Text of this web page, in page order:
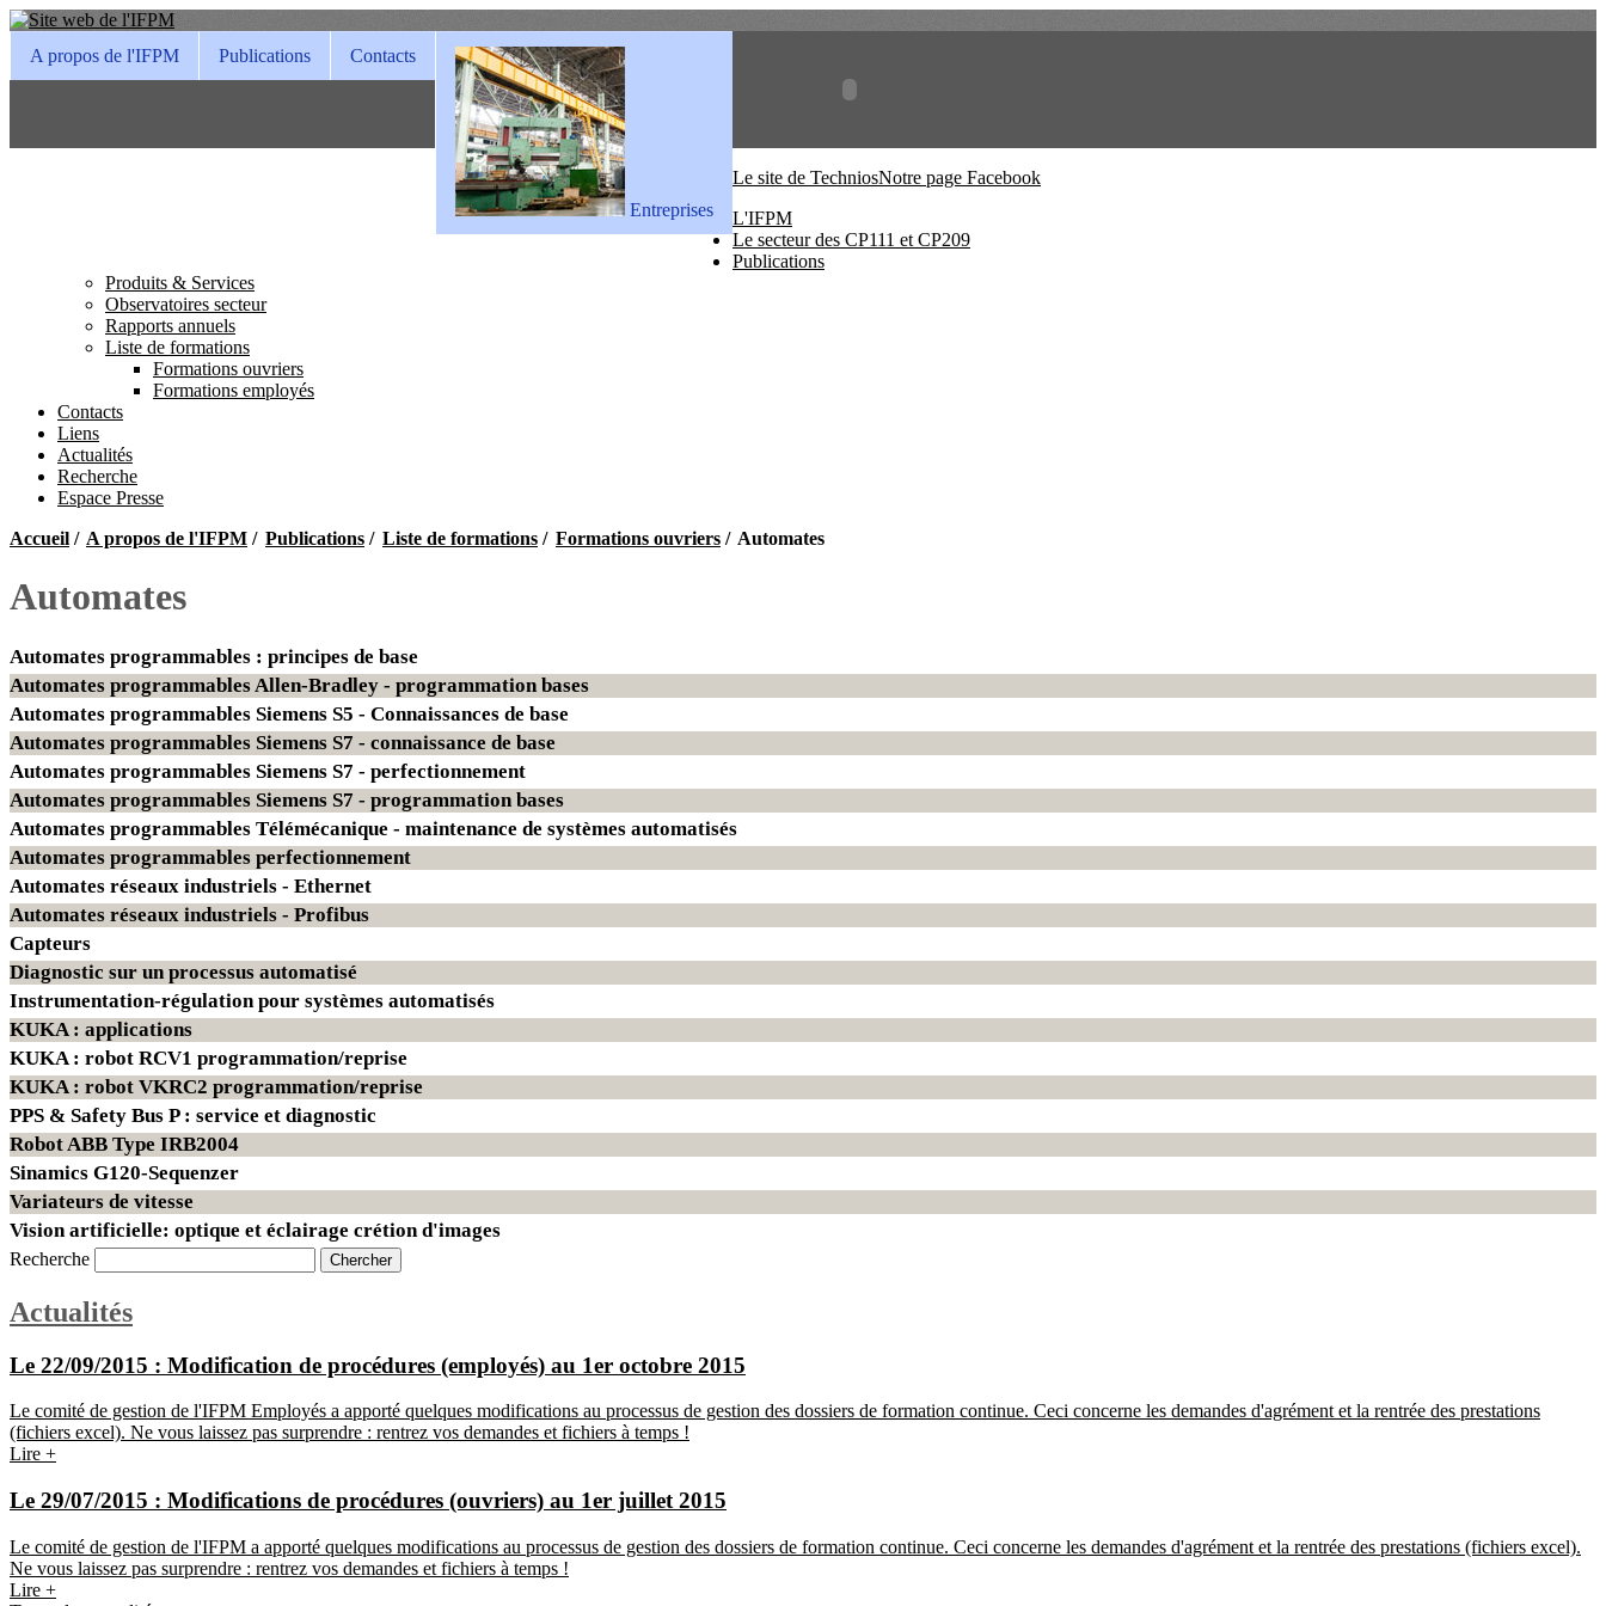
A propos de l'IFPM Publications Contacts
Entreprises
Le site de TechniosNotre page Facebook
L'IFPM
Le secteur des CP111 et CP209
Publications
Produits & Services
Observatoires secteur
Rapports annuels
Liste de formations
Formations ouvriers
Formations employés
Contacts
Liens
Actualités
Recherche
Espace Presse
Accueil / A propos de l'IFPM / Publications / Liste de formations / Formations ouvriers / Automates
Automates
Automates programmables : principes de base
Automates programmables Allen-Bradley - programmation bases
Automates programmables Siemens S5 - Connaissances de base
Automates programmables Siemens S7 - connaissance de base
Automates programmables Siemens S7 - perfectionnement
Automates programmables Siemens S7 - programmation bases
Automates programmables Télémécanique - maintenance de systèmes automatisés
Automates programmables perfectionnement
Automates réseaux industriels - Ethernet
Automates réseaux industriels - Profibus
Capteurs
Diagnostic sur un processus automatisé
Instrumentation-régulation pour systèmes automatisés
KUKA : applications
KUKA : robot RCV1 programmation/reprise
KUKA : robot VKRC2 programmation/reprise
PPS & Safety Bus P : service et diagnostic
Robot ABB Type IRB2004
Sinamics G120-Sequenzer
Variateurs de vitesse
Vision artificielle: optique et éclairage crétion d'images
Recherche
Actualités
Le 22/09/2015 : Modification de procédures (employés) au 1er octobre 2015
Le comité de gestion de l'IFPM Employés a apporté quelques modifications au processus de gestion des dossiers de formation continue. Ceci concerne les demandes d'agrément et la rentrée des prestations
(fichiers excel). Ne vous laissez pas surprendre : rentrez vos demandes et fichiers à temps !
Lire +
Le 29/07/2015 : Modifications de procédures (ouvriers) au 1er juillet 2015
Le comité de gestion de l'IFPM a apporté quelques modifications au processus de gestion des dossiers de formation continue. Ceci concerne les demandes d'agrément et la rentrée des prestations (fichiers excel).
Ne vous laissez pas surprendre : rentrez vos demandes et fichiers à temps !
Lire +